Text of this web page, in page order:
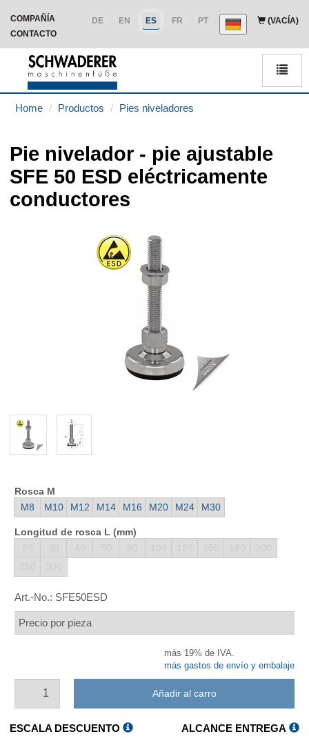
(VACÍA)
COMPAÑÍA PT
FR
ES
EN
DE
CONTACTO
Home Productos Pies niveladores
Pie nivelador - pie ajustable
SFE 50 ESD eléctricamente
conductores
Rosca M
M8 M10 M12 M14 M16 M20 M24 M30
Longitud de rosca L (mm)
Art.-No.: SFE50ESD
Precio por pieza
más 19% de IVA.
más gastos de envío y embalaje
Añadir al carro
ESCALA DESCUENTO ALCANCE ENTREGA